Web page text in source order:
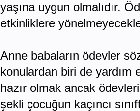
yaşına uygun olmalıdır.
etkinliklere
Anne babaların ödevler
konulardan biri de yardım
hazır olmak ancak
şekli çocuğun kaçıncı